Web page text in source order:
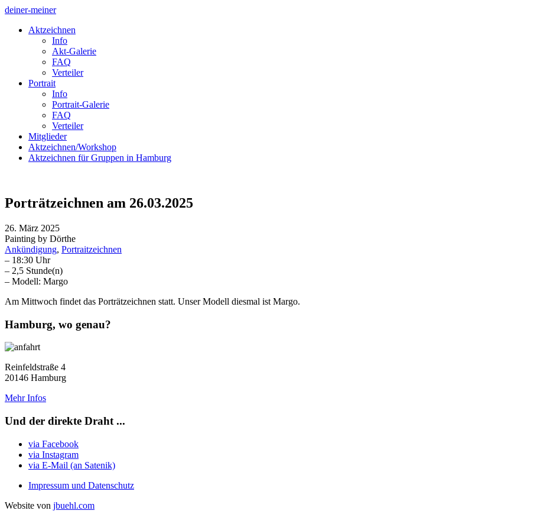
deiner-meiner
Aktzeichnen
Info
Akt-Galerie
FAQ
Verteiler
Portrait
Info
Portrait-Galerie
FAQ
Verteiler
Mitglieder
Aktzeichnen/Workshop
Aktzeichnen für Gruppen in Hamburg
Porträtzeichnen am 26.03.2025
26. März 2025
Painting by Dörthe
Ankündigung, Portraitzeichnen
– 18:30 Uhr
– 2,5 Stunde(n)
– Modell: Margo
Am Mittwoch findet das Porträtzeichnen statt. Unser Modell diesmal ist Margo.
Hamburg, wo genau?
Reinfeldstraße 4
20146 Hamburg
Mehr Infos
Und der direkte Draht ...
via Facebook
via Instagram
via E-Mail (an Satenik)
Impressum und Datenschutz
Website von jbuehl.com